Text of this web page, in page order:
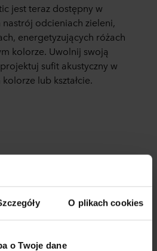
O plikach cookies
o Twoje dane
jest teraz dostępny w
odcieniach zieleni,
energetyzujących różach
kolorze. Uwolnij swoją
sufit akustyczny w
lub kształcie.
kolor Ci się podoba?